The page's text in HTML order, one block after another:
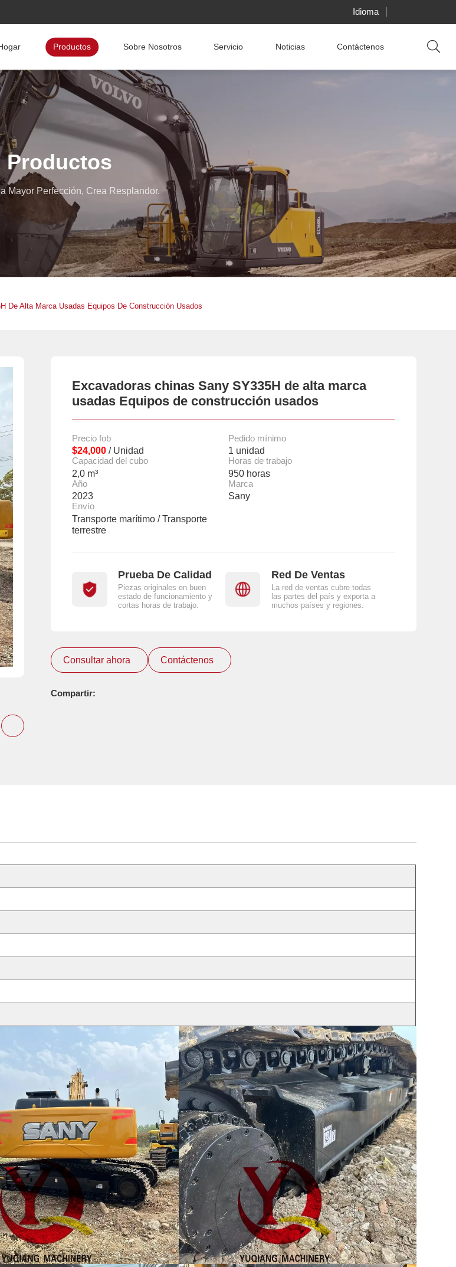
Idioma
Productos Sobre Nosotros Servicio Noticias Contáctenos
Productos
Mayor Perfección, Crea Resplandor.
De Alta Marca Usadas Equipos De Construcción Usados
Excavadoras chinas Sany SY335H de alta marca
usadas Equipos de construcción usados
Precio fob
$24,000 / Unidad
Pedido mínimo
1 unidad
Capacidad del cubo
2,0 m³
Horas de trabajo
950 horas
Año
2023
Marca
Sany
Envío
Transporte marítimo / Transporte
terrestre
Prueba De Calidad
Piezas originales en buen
estado de funcionamiento y
cortas horas de trabajo.
Red De Ventas
La red de ventas cubre todas
las partes del país y exporta a
muchos países y regiones.
Consultar ahora Contáctenos
Compartir: